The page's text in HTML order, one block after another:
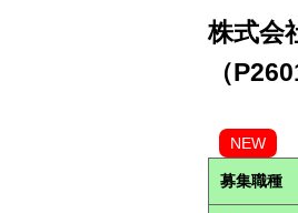
株式会
（
NEW
募集職種